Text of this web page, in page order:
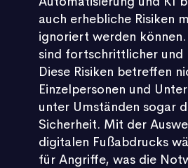
auch erhebliche Risiken
ignoriert werden
sind fortschrittlicher und
Diese Risiken betreffen
Einzelpersonen und
unter Umständen sogar
Sicherheit. Mit der
digitalen Fußabdrucks
für Angriffe, was die